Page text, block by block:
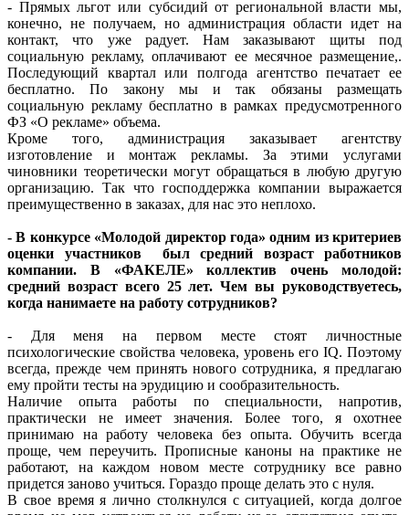
- Прямых льгот или субсидий от региональной власти мы,
конечно, не получаем, но администрация области идет на
контакт, что уже радует. Нам заказывают щиты под
социальную рекламу, оплачивают ее месячное размещение,.
Последующий квартал или полгода агентство печатает ее
бесплатно. По закону мы и так обязаны размещать
социальную рекламу бесплатно в рамках предусмотренного
ФЗ «О рекламе» объема.
Кроме того, администрация заказывает агентству
изготовление и монтаж рекламы. За этими услугами
чиновники теоретически могут обращаться в любую другую
организацию. Так что господдержка компании выражается
преимущественно в заказах, для нас это неплохо.
- В конкурсе «Молодой директор года» одним из критериев
оценки участников был средний возраст работников
компании. В «ФАКЕЛЕ» коллектив очень молодой:
средний возраст всего 25 лет. Чем вы руководствуетесь,
когда нанимаете на работу сотрудников?
- Для меня на первом месте стоят личностные
психологические свойства человека, уровень его IQ. Поэтому
всегда, прежде чем принять нового сотрудника, я предлагаю
ему пройти тесты на эрудицию и сообразительность.
Наличие опыта работы по специальности, напротив,
практически не имеет значения. Более того, я охотнее
принимаю на работу человека без опыта. Обучить всегда
проще, чем переучить. Прописные каноны на практике не
работают, на каждом новом месте сотруднику все равно
придется заново учиться. Гораздо проще делать это с нуля.
В свое время я лично столкнулся с ситуацией, когда долгое